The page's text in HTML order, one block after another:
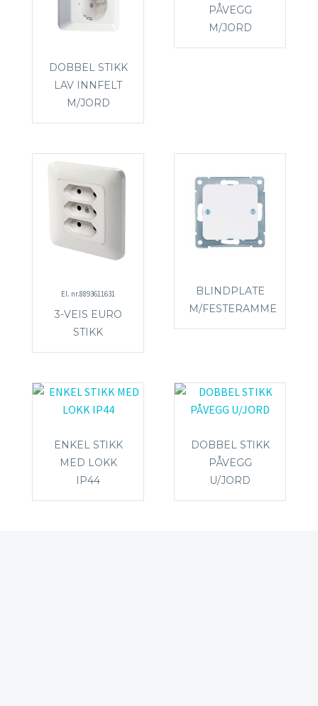
DOBBEL STIKK
LAV INNFELT
M/JORD
PÅVEGG
M/JORD
El. nr.8893611631
3-VEIS EURO
STIKK
BLINDPLATE
M/FESTERAMME
ENKEL STIKK
MED LOKK
IP44
DOBBEL STIKK
PÅVEGG
U/JORD